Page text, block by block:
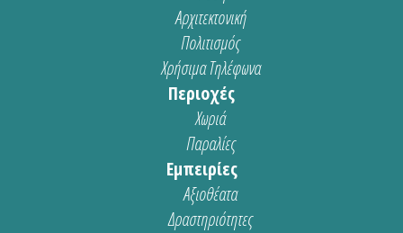
Αρχιτεκτονική
Πολιτισμός
Χρήσιμα Τηλέφωνα
Περιοχές
Χωριά
Παραλίες
Εμπειρίες
Αξιοθέατα
Δραστηριότητες